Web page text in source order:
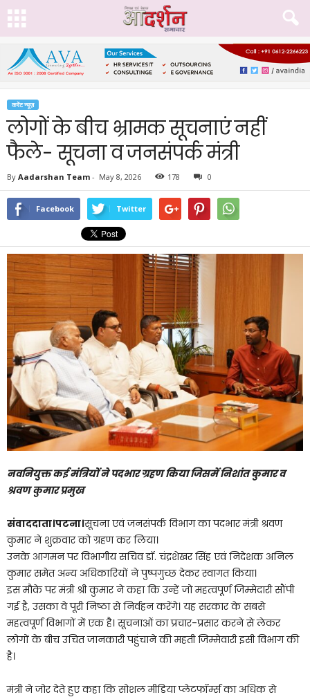
करेंट न्यूज़
लोगों के बीच भ्रामक सूचनाएं नहीं
फैले- सूचना व जनसंपर्क मंत्री
By Aadarshan Team - May 8, 2026 178 0
Facebook Twitter
नवनियुक्त कई मंत्रियों ने पदभार ग्रहण किया जिसमें निशांत कुमार व
श्रवण कुमार प्रमुख
संवाददाता।पटना।सूचना एवं जनसंपर्क विभाग का पदभार मंत्री श्रवण
कुमार ने शुक्रवार को ग्रहण कर लिया।
उनके आगमन पर विभागीय सचिव डॉ. चंद्रशेखर सिंह एवं निदेशक अनिल
कुमार समेत अन्य अधिकारियों ने पुष्पगुच्छ देकर स्वागत किया।
इस मौके पर मंत्री श्री कुमार ने कहा कि उन्हें जो महत्वपूर्ण जिम्मेदारी सौंपी
गई है, उसका वे पूरी निष्ठा से निर्वहन करेंगे। यह सरकार के सबसे
महत्वपूर्ण विभागों में एक है। सूचनाओं का प्रचार-प्रसार करने से लेकर
लोगों के बीच उचित जानकारी पहुंचाने की महती जिम्मेवारी इसी विभाग की
है।
मंत्री ने जोर देते हुए कहा कि सोशल मीडिया प्लेटफॉर्म्स का अधिक से